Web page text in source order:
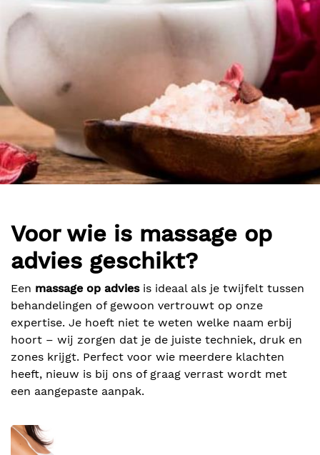
Voor wie is massage op
advies geschikt?
Een massage op adviesis ideaal als je twijfelt tussen
behandelingen of gewoon vertrouwt op onze
expertise. Je hoeft niet te weten welke naam erbij
hoort – wij zorgen dat je de juiste techniek, druk en
zones krijgt. Perfect voor wie meerdere klachten
heeft, nieuw is bij ons of graag verrast wordt met
een aangepaste aanpak.